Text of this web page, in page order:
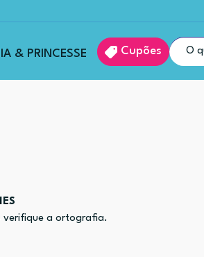
& PRINCESSE Cupões
verifique a ortografia.